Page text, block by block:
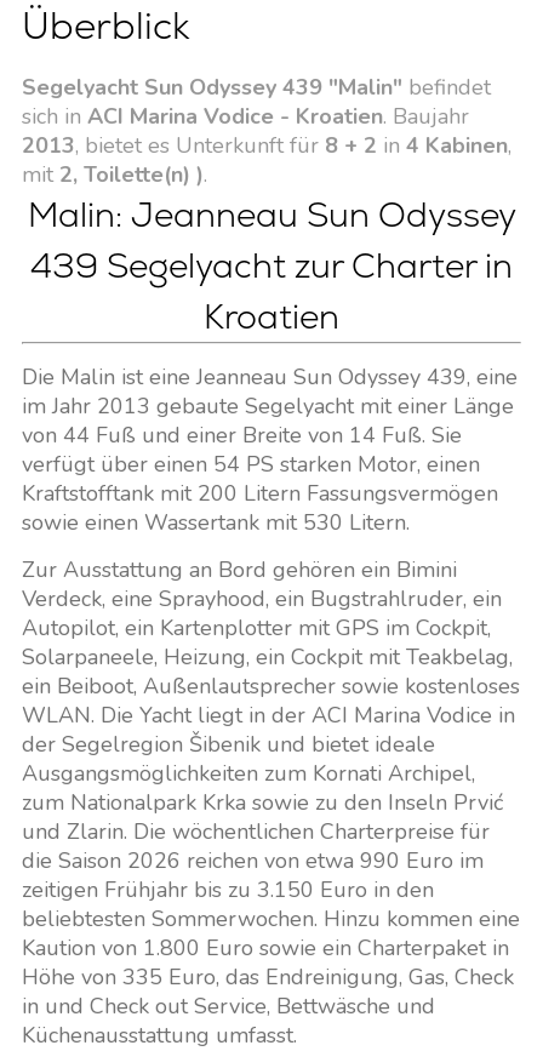
Überblick
Segelyacht Sun Odyssey 439 "Malin" befindet
sich in ACI Marina Vodice - Kroatien. Baujahr
2013, bietet es Unterkunft für 8 + 2 in 4 Kabinen,
mit 2, Toilette(n) ).
Malin: Jeanneau Sun Odyssey
439 Segelyacht zur Charter in
Kroatien
Die Malin ist eine Jeanneau Sun Odyssey 439, eine
im Jahr 2013 gebaute Segelyacht mit einer Länge
von 44 Fuß und einer Breite von 14 Fuß. Sie
verfügt über einen 54 PS starken Motor, einen
Kraftstofftank mit 200 Litern Fassungsvermögen
sowie einen Wassertank mit 530 Litern.
Zur Ausstattung an Bord gehören ein Bimini
Verdeck, eine Sprayhood, ein Bugstrahlruder, ein
Autopilot, ein Kartenplotter mit GPS im Cockpit,
Solarpaneele, Heizung, ein Cockpit mit Teakbelag,
ein Beiboot, Außenlautsprecher sowie kostenloses
WLAN. Die Yacht liegt in der ACI Marina Vodice in
der Segelregion Šibenik und bietet ideale
Ausgangsmöglichkeiten zum Kornati Archipel,
zum Nationalpark Krka sowie zu den Inseln Prvić
und Zlarin. Die wöchentlichen Charterpreise für
die Saison 2026 reichen von etwa 990 Euro im
zeitigen Frühjahr bis zu 3.150 Euro in den
beliebtesten Sommerwochen. Hinzu kommen eine
Kaution von 1.800 Euro sowie ein Charterpaket in
Höhe von 335 Euro, das Endreinigung, Gas, Check
in und Check out Service, Bettwäsche und
Küchenausstattung umfasst.